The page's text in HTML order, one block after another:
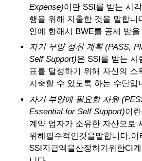
Expense)이란 SSI를 받는 시
행을 위해 지출한 것을 말합니
인에 한해서 BWE를 공제 받
자기 부양 성취 계획 (PASS,
Self Support)은 SSI를 받는 사
표를 달성하기 위해 자신의 소
저축할 수 있도록 하는 수단입
자기 부양에 필요한 자원
Essential for Self Support)이
계약 업자가 소유한 자산으로
위해필수적인것을말합니다.이
SSI지급액을산정하기위한CI